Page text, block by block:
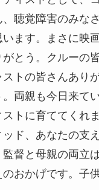
聴覚障害のみな
います。まさに映
がとう。クルーの
ストの皆さんあり
両親も今日来て
トに育ててくれ
ド、あなたの支
督と母親の両立
おかげです。子